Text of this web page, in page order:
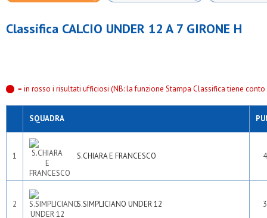
Classifica CALCIO UNDER 12 A 7 GIRONE H
= in rosso i risultati ufficiosi (NB: la funzione Stampa Classifica tiene
SQUADRA
1 S.CHIARA E FRANCESCO
2 S.SIMPLICIANO UNDER 12